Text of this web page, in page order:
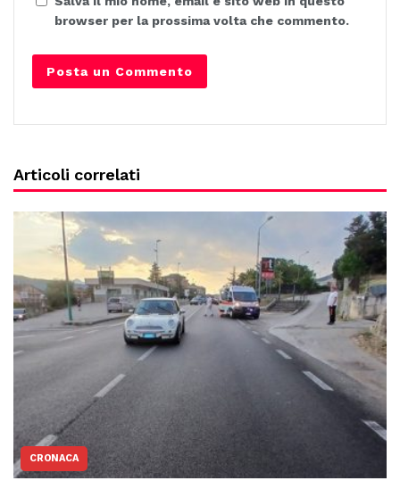
browser per la prossima volta che commento.
Articoli correlati
CRONACA